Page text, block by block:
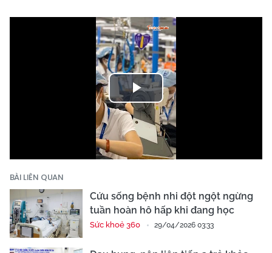
Play
Video
BÀI LIÊN QUAN
Cứu sống bệnh nhi đột ngột ngừng
tuần hoàn hô hấp khi đang học
Sức khoẻ 360 29/04/2026 03:33